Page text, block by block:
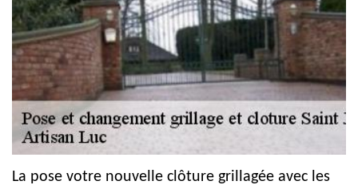
La pose votre nouvelle clôture grillagée avec les